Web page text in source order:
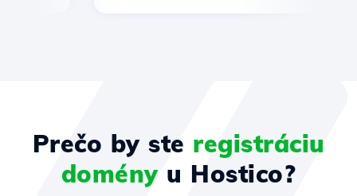
Prečo by ste registráciu
doményu Hostico?